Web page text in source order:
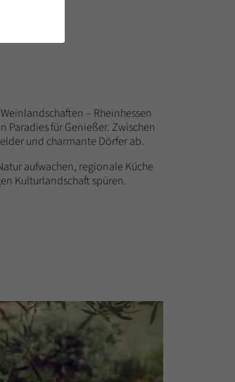
– Rheinhessen
Paradies für Genießer. Zwischen
und charmante Dörfer ab.
aufwachen, regionale Küche
Kulturlandschaft spüren.